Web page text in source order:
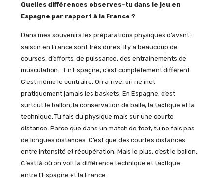
Quelles différences observes-tu dans le jeu en
Espagne par rapport à la France ?
Dans mes souvenirs les préparations physiques d’avant-
saison en France sont très dures. Il y a beaucoup de
courses, d’efforts, de puissance, des entraînements de
musculation… En Espagne, c’est complètement différent.
C’est même le contraire. On arrive, on ne met
pratiquement jamais les baskets. En Espagne, c’est
surtout le ballon, la conservation de balle, la tactique et la
technique. Tu fais du physique mais sur une courte
distance. Parce que dans un match de foot, tu ne fais pas
de longues distances. C’est que des courtes distances
entre intensité et récupération. Mais le plus, c’est le ballon.
C’est là où on voit la différence technique et tactique
entre l’Espagne et la France.